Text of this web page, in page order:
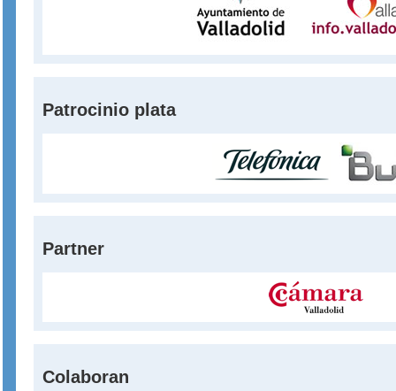
Patrocinio plata
Partner
Colaboran